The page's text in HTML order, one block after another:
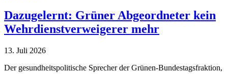
Dazugelernt: Grüner Abgeordneter kein
Wehrdienstverweigerer mehr
13. Juli 2026
Der gesundheitspolitische Sprecher der Grünen-Bundestagsfraktion,